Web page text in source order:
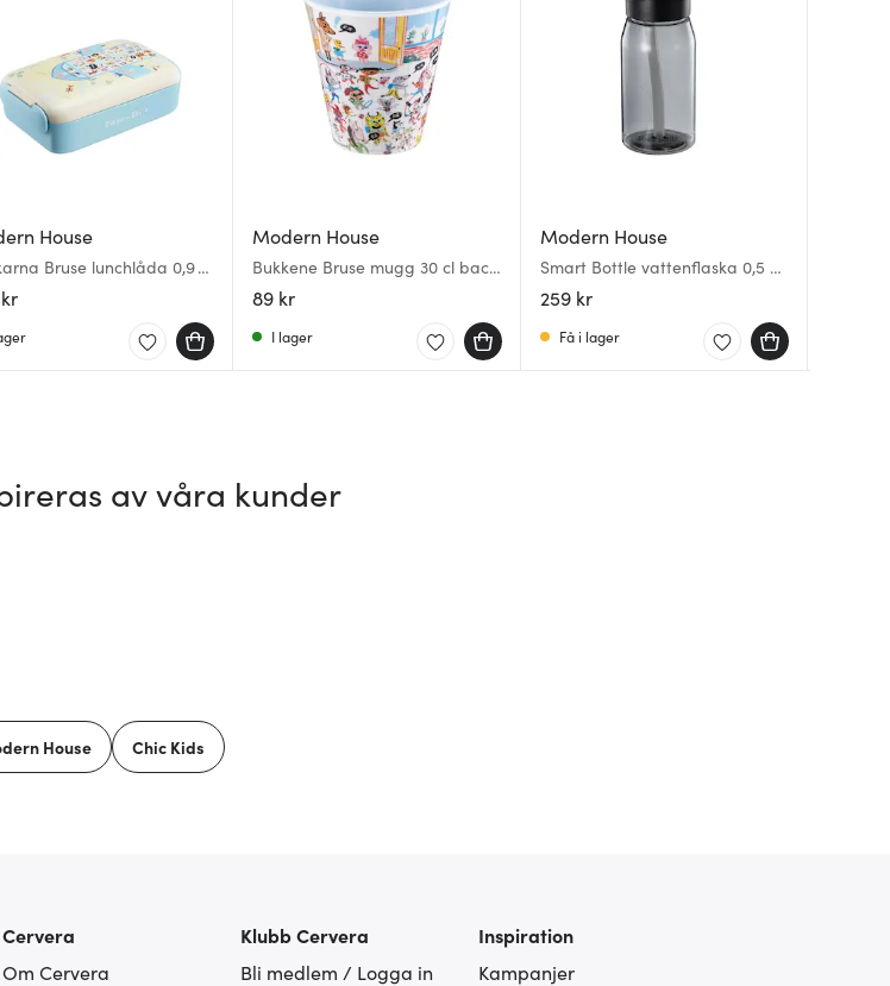
House
Bruse lunchlåda 0,9 L
utomlands gul/blå
Modern House
Bukkene Bruse mugg 30 cl back
to school blå
89 kr
I lager
Modern House
Smart Bottle vattenflaska 0,5 L
svart
259 kr
Få i lager
av våra kunder
House Chic Kids
Cervera
Om Cervera
Klubb Cervera
Bli medlem / Logga in
Inspiration
Kampanjer